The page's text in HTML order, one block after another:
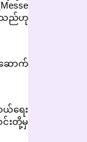
သည်ဟု
ဆောက်
ယ်ရေး
င်းတို့မှ